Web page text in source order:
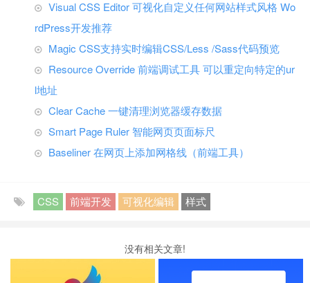
Visual CSS Editor 可视化自定义任何网站样式风格 Wo
rdPress开发推荐
Magic CSS支持实时编辑CSS/Less /Sass代码预览
Resource Override 前端调试工具 可以重定向特定的ur
l地址
Clear Cache 一键清理浏览器缓存数据
Smart Page Ruler 智能网页页面标尺
Baseliner 在网页上添加网格线（前端工具）
CSS 前端开发 可视化编辑 样式
没有相关文章!